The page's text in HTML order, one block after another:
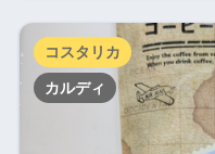
コスタリカ
カルディ